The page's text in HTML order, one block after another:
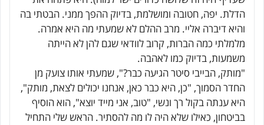
הדלת. יפה, חטובה ומושלמת, בדיוק ההפך ממני. הבטתי בה
והיא דיברה אליי. מרב ההלם לא שמעתי מה היא אמרה.
מלמלתי כמה הברות, קרוב לוודאי שגם להן לא הייתה
משמעות, בדיוק כמו לאהבה.
"מותק, הבייבי סיטר הגיעה כבר?", שמעתי אותו צועק מן
החדר הסמוך, "כן, היא כבר כאן, אנחנו יכולים לצאת, מותק",
היא ענתה בקול רך ונשי, "טוב, אני מייד יוצא", הוא הוסיף
בביטחון, כאילו שלא היה לו מה להסתיר. הראש שלי התחיל